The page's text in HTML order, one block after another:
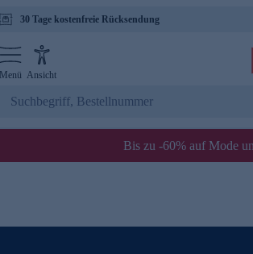
30 Tage kostenfreie Rücksendung
Menü Ansicht
Bis zu -60% auf Mode